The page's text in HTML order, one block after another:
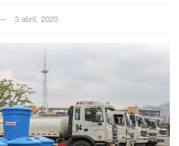
3 abril, 2020